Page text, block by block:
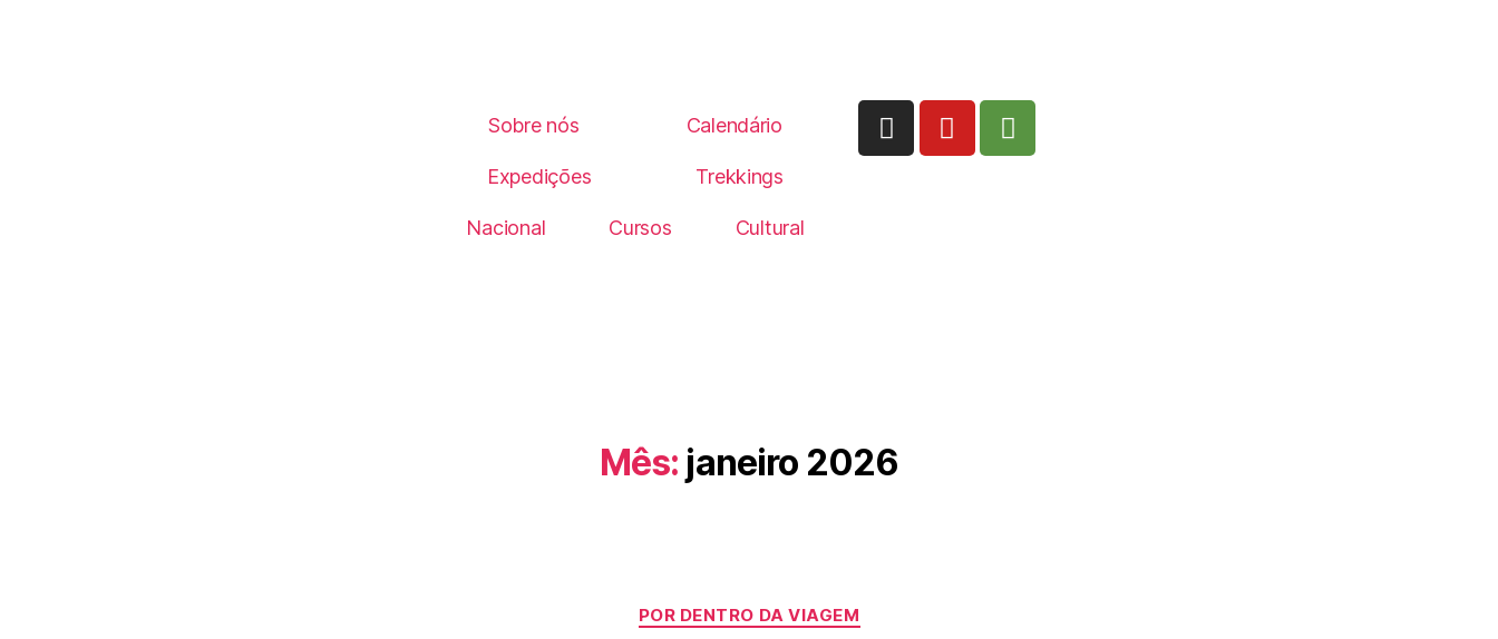
Sobre nós Calendário
Expedições Trekkings
Nacional Cursos Cultural
Mês: janeiro 2026
POR DENTRO DA VIAGEM